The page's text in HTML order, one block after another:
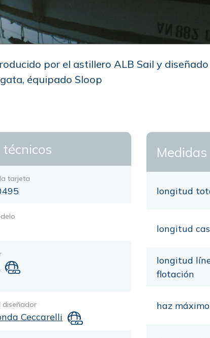
por el astillero ALB Sail y
équipado Sloop
tarjeta
diseñador
Ceccarelli
Medidas
longitud
longitud
longitud
flotación
haz máximo